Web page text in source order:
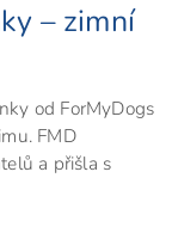
– zimní
od ForMyDogs
FMD
a přišla s